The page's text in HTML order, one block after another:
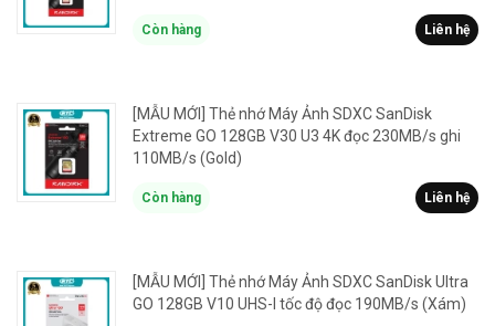
Còn hàng Liên hệ
[MẪU MỚI] Thẻ nhớ Máy Ảnh SDXC SanDisk
Extreme GO 128GB V30 U3 4K đọc 230MB/s ghi
110MB/s (Gold)
Còn hàng Liên hệ
[MẪU MỚI] Thẻ nhớ Máy Ảnh SDXC SanDisk Ultra
GO 128GB V10 UHS-I tốc độ đọc 190MB/s (Xám)